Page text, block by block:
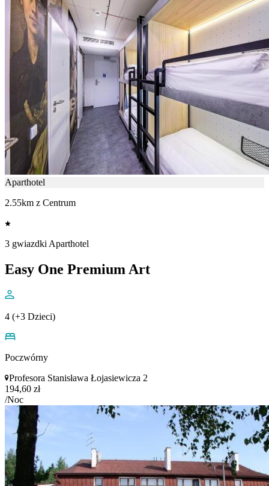
Aparthotel
2.55km z Centrum
3 gwiazdki Aparthotel
Easy One Premium Art
4 (+3 Dzieci)
Poczwórny
Profesora Stanisława Łojasiewicza 2
194,60 zł
/Noc